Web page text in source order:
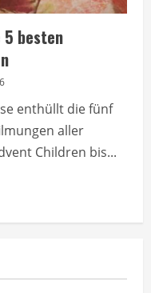
5 besten
enthüllt die fünf
aller
Children bis...